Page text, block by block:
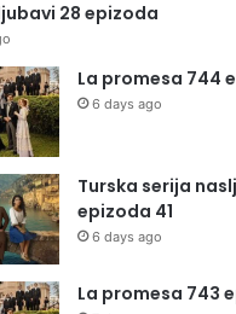
28 epizoda
La promesa 744
6 days ago
Turska serija
epizoda 41
6 days ago
La promesa 743